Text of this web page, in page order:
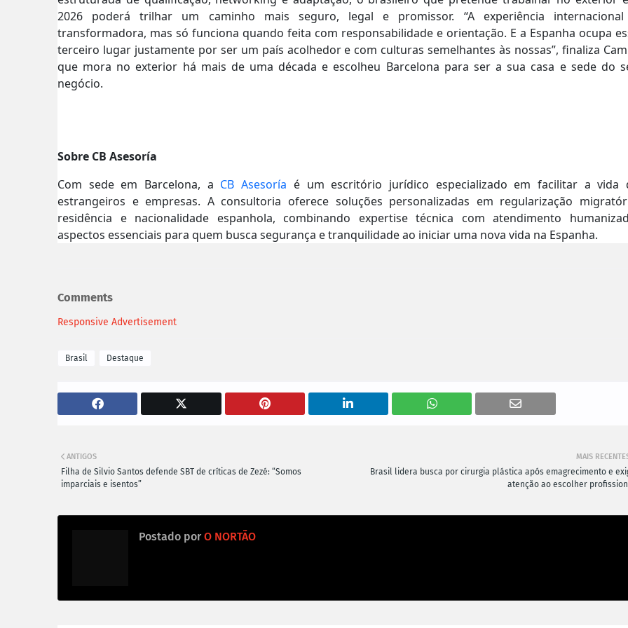
2026 poderá trilhar um caminho mais seguro, legal e promissor. “A experiência
transformadora, mas só funciona quando feita com responsabilidade e orientação. E a Espanha ocupa
terceiro lugar justamente por ser um país acolhedor e com culturas semelhantes às nossas”, finaliza
que mora no exterior há mais de uma década e escolheu Barcelona para ser a sua casa e sede do
negócio.
Sobre CB Asesoría
Com sede em Barcelona, a CB Asesoría é um escritório jurídico especializado em facilitar a vida
estrangeiros e empresas. A consultoria oferece soluções personalizadas em regularização
residência e nacionalidade espanhola, combinando expertise técnica com atendimento
aspectos essenciais para quem busca segurança e tranquilidade ao iniciar uma nova vida na Espanha.
Comments
Responsive Advertisement
Brasil Destaque
MAIS
Brasil lidera busca por cirurgia plástica após emagrecimento e
atenção ao escolher
ANTIGOS
Filha de Silvio Santos defende SBT de críticas de Zezé: “Somos
imparciais e isentos”
Postado por O NORTÃO